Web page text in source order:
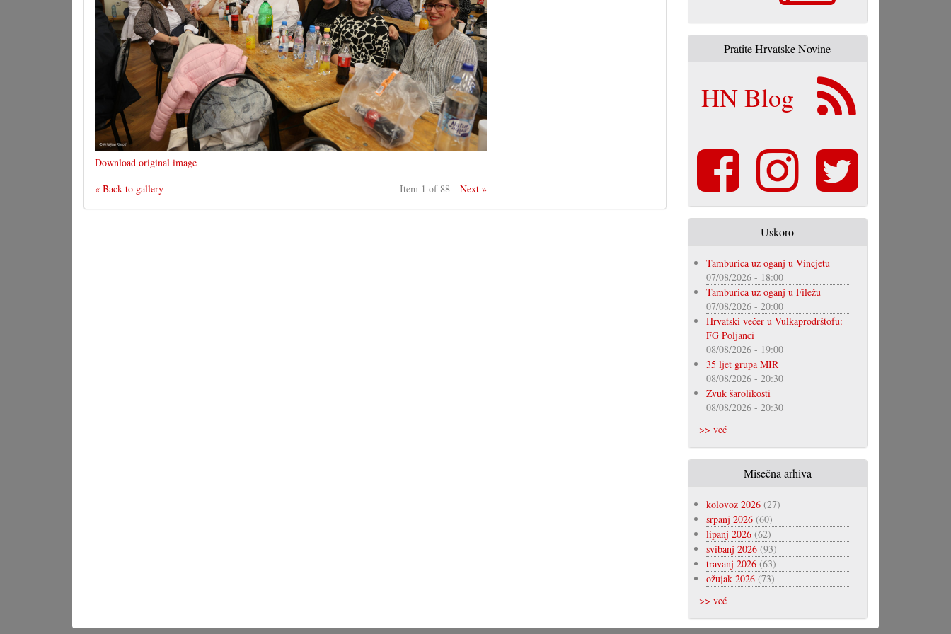
Download original image
« Back to gallery
Item 1 of 88 Next »
Pratite Hrvatske Novine
HN Blog
Uskoro
Tamburica uz oganj u Vincjetu
07/08/2026 - 18:00
Tamburica uz oganj u Filežu
07/08/2026 - 20:00
Hrvatski večer u Vulkaprodrštofu:
FG Poljanci
08/08/2026 - 19:00
35 ljet grupa MIR
08/08/2026 - 20:30
Zvuk šarolikosti
08/08/2026 - 20:30
>> već
Misečna arhiva
kolovoz 2026(27)
srpanj 2026(60)
lipanj 2026(62)
svibanj 2026(93)
travanj 2026(63)
ožujak 2026(73)
>> već